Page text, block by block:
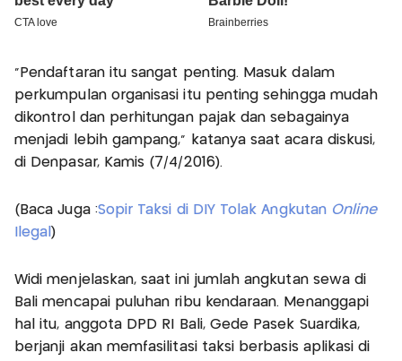
"Pendaftaran itu sangat penting. Masuk dalam
perkumpulan organisasi itu penting sehingga mudah
dikontrol dan perhitungan pajak dan sebagainya
menjadi lebih gampang," katanya saat acara diskusi,
di Denpasar, Kamis (7/4/2016).
(Baca Juga :Sopir Taksi di DIY Tolak Angkutan Online
Ilegal )
Widi menjelaskan, saat ini jumlah angkutan sewa di
Bali mencapai puluhan ribu kendaraan. Menanggapi
hal itu, anggota DPD RI Bali, Gede Pasek Suardika,
berjanji akan memfasilitasi taksi berbasis aplikasi di